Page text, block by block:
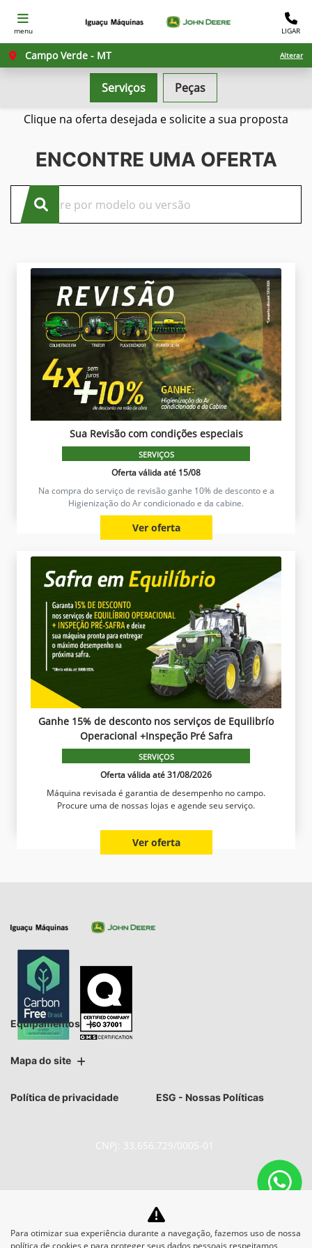
menu LIGAR
Campo Verde - MT Alterar
Serviços Peças
Confira nossas ofertas
Clique na oferta desejada e solicite a sua proposta
ENCONTRE UMA OFERTA
Sua Revisão com condições especiais
SERVIÇOS
Oferta válida até 15/08
Na compra do serviço de revisão ganhe 10% de desconto e a
Higienização do Ar condicionado e da cabine.
Ver oferta
Ganhe 15% de desconto nos serviços de Equilibrío
Operacional +Inspeção Pré Safra
SERVIÇOS
Oferta válida até 31/08/2026
Máquina revisada é garantia de desempenho no campo.
Procure uma de nossas lojas e agende seu serviço.
Ver oferta
Equipamentos
Mapa do site
Política de privacidade ESG - Nossas Políticas
CNPJ: 33.656.729/0005-01
No trânsito, enxergar o outro
Para otimizar sua experiência durante a navegação, fazemos uso de nossa
política de cookies e para proteger seus dados pessoais respeitamos